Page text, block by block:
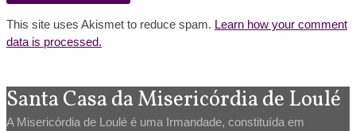
This site uses Akismet to reduce spam. Learn how your comment
data is processed.
Santa Casa da Misericórdia de Loulé
A Misericórdia de Loulé é uma Irmandade, constituída em